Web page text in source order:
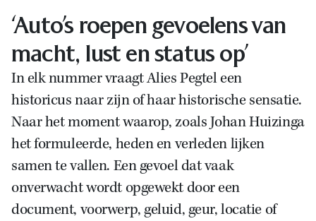
Zoek
‘Auto’s roepen gevoelens van
macht, lust en status op’
In elk nummer vraagt Alies Pegtel een
historicus naar zijn of haar historische sensatie.
Naar het moment waarop, zoals Johan Huizinga
het formuleerde, heden en verleden lijken
samen te vallen. Een gevoel dat vaak
onverwacht wordt opgewekt door een
document, voorwerp, geluid, geur, locatie of